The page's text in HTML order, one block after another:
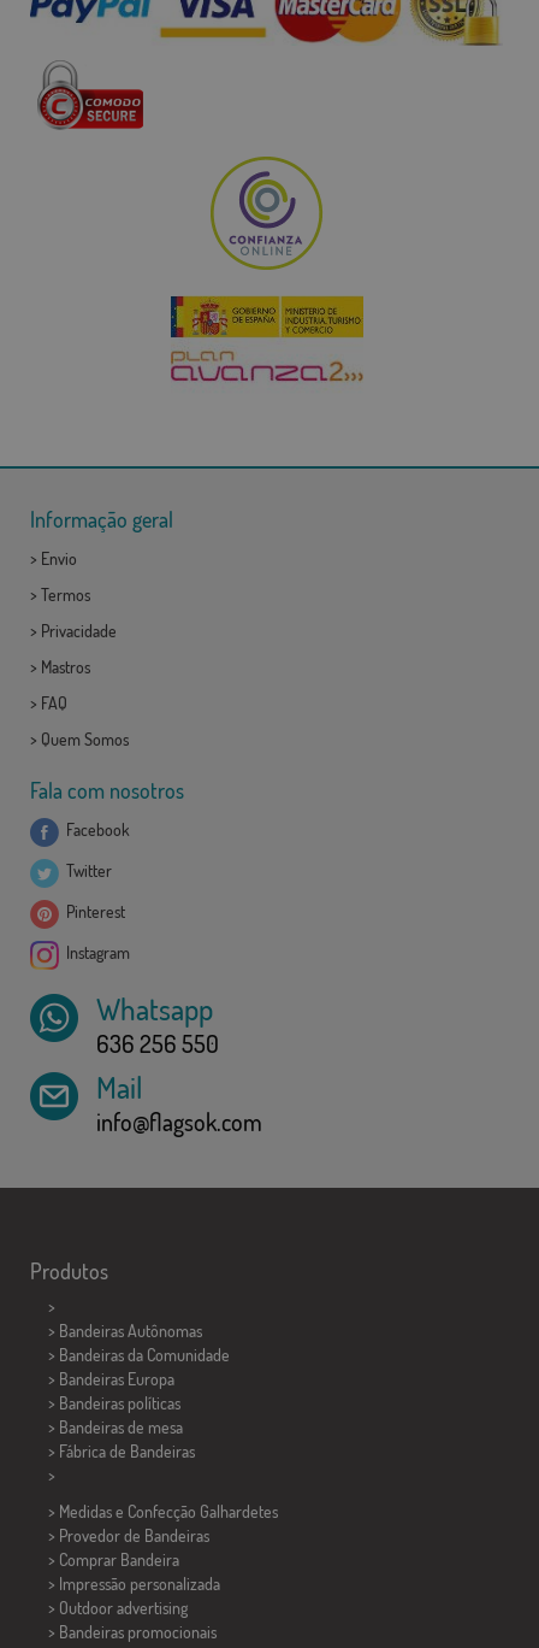
Informação geral
> Envio
> Termos
> Privacidade
> Mastros
> FAQ
> Quem Somos
Fala com nosotros
Facebook
Twitter
Pinterest
Instagram
Whatsapp
636 256 550
Mail
info@flagsok.com
Produtos
>
> Bandeiras Autônomas
> Bandeiras da Comunidade
> Bandeiras Europa
> Bandeiras políticas
> Bandeiras de mesa
> Fábrica de Bandeiras
>
> Medidas e Confecção Galhardetes
> Provedor de Bandeiras
> Comprar Bandeira
> Impressão personalizada
> Outdoor advertising
> Bandeiras promocionais